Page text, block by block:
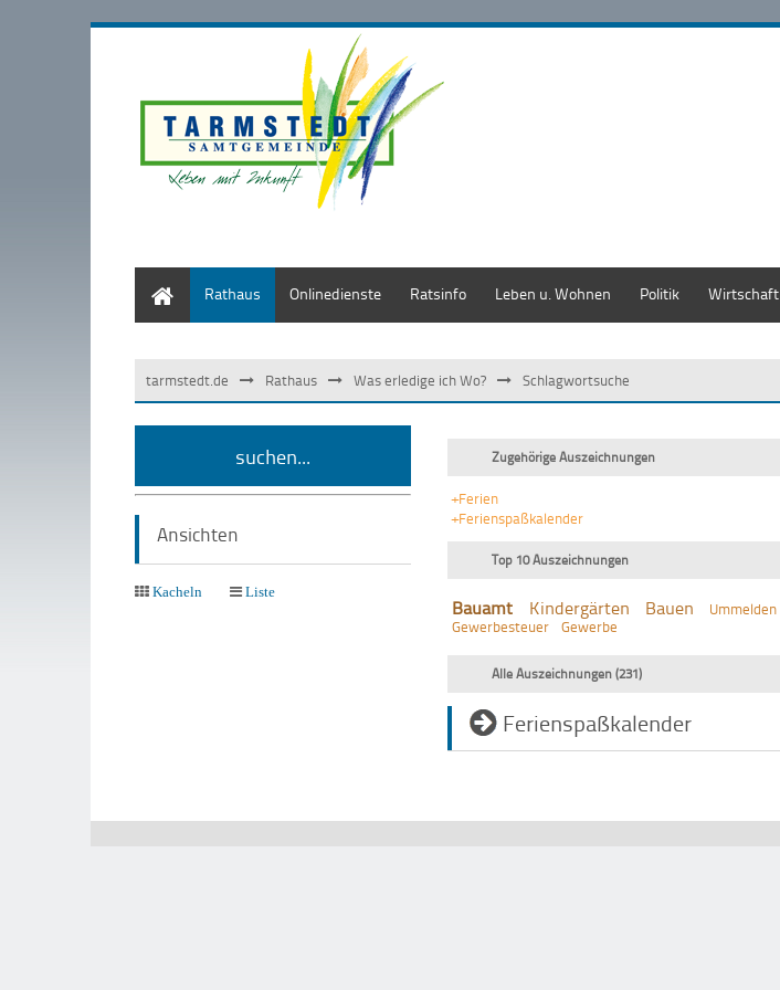
Rathaus Onlinedienste Ratsinfo Leben u. Wohnen Politik Wirtschaft
tarmstedt.de Rathaus Was erledige ich Wo? Schlagwortsuche
suchen...
Ansichten
Kacheln Liste
Zugehörige Auszeichnungen
+Ferien
+Ferienspaßkalender
Top 10 Auszeichnungen
Bauamt Kindergärten Bauen Ummelden
Gewerbesteuer
Gewerbe
Alle Auszeichnungen (231)
Ferienspaßkalender